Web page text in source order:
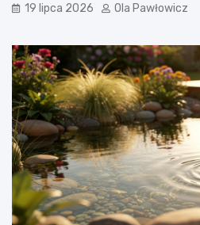
19 lipca 2026 Ola Pawłowicz